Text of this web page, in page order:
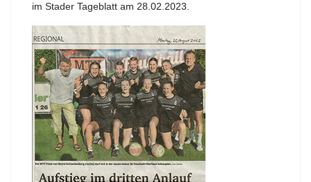
im Stader Tageblatt am 28.02.2023.